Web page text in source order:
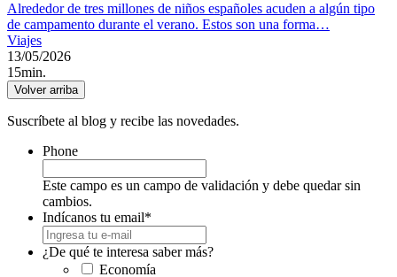
Alrededor de tres millones de niños españoles acuden a algún tipo
de campamento durante el verano. Estos son una forma…
Viajes
13/05/2026
15min.
Volver arriba
Suscríbete al blog y recibe las novedades.
Phone
Este campo es un campo de validación y debe quedar sin
cambios.
Indícanos tu email*
¿De qué te interesa saber más?
Economía